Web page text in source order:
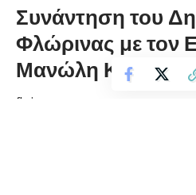
Συνάντηση του
Φλώρινας με τον
Μανώλη
florinapress.gr